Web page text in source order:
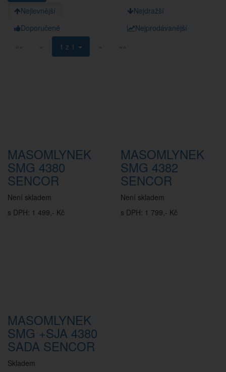
Nejlevnější
Nejdražší
Doporučené
Nejprodávanější
««
« 1 z 1 » »»
MASOMLYNEK
SMG 4380
SENCOR
Není skladem
s DPH: 1 499,- Kč
MASOMLYNEK
SMG 4382
SENCOR
Není skladem
s DPH: 1 799,- Kč
MASOMLYNEK
SMG +SJA 4380
SADA SENCOR
Skladem